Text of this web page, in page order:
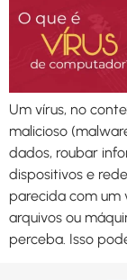
Um vírus, no
malicioso
dados, roubar
dispositivos e
parecida com um
arquivos ou
perceba. Isso